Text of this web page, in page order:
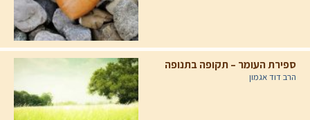
ספירת העומר – תקופה בתנופה
הרב דוד אגמון